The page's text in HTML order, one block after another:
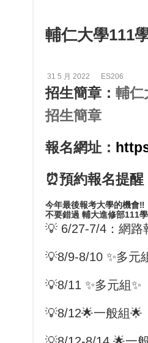
輔仁大學111
31 5 月 2022 ES206
招生簡章： 輔仁
招生簡章
報名網址：
⏰預約報名提醒
今年最後報考大學的機會‼️
不要錯過 輔大進修部111
💡 6/27-7/4：網路
💡8/9-8/10 ✨多元
💡8/11 ✨多元組
💡8/12🌟一般組🌟